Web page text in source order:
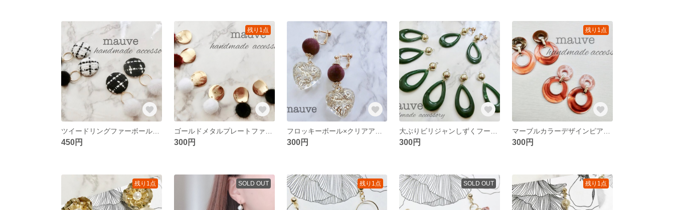
450円
残り1点
300円 300円 300円
残り1点
300円
残り1点 SOLD OUT 残り1点 SOLD OUT 残り1点